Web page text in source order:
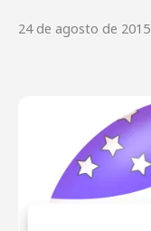
24 de agosto de 2015